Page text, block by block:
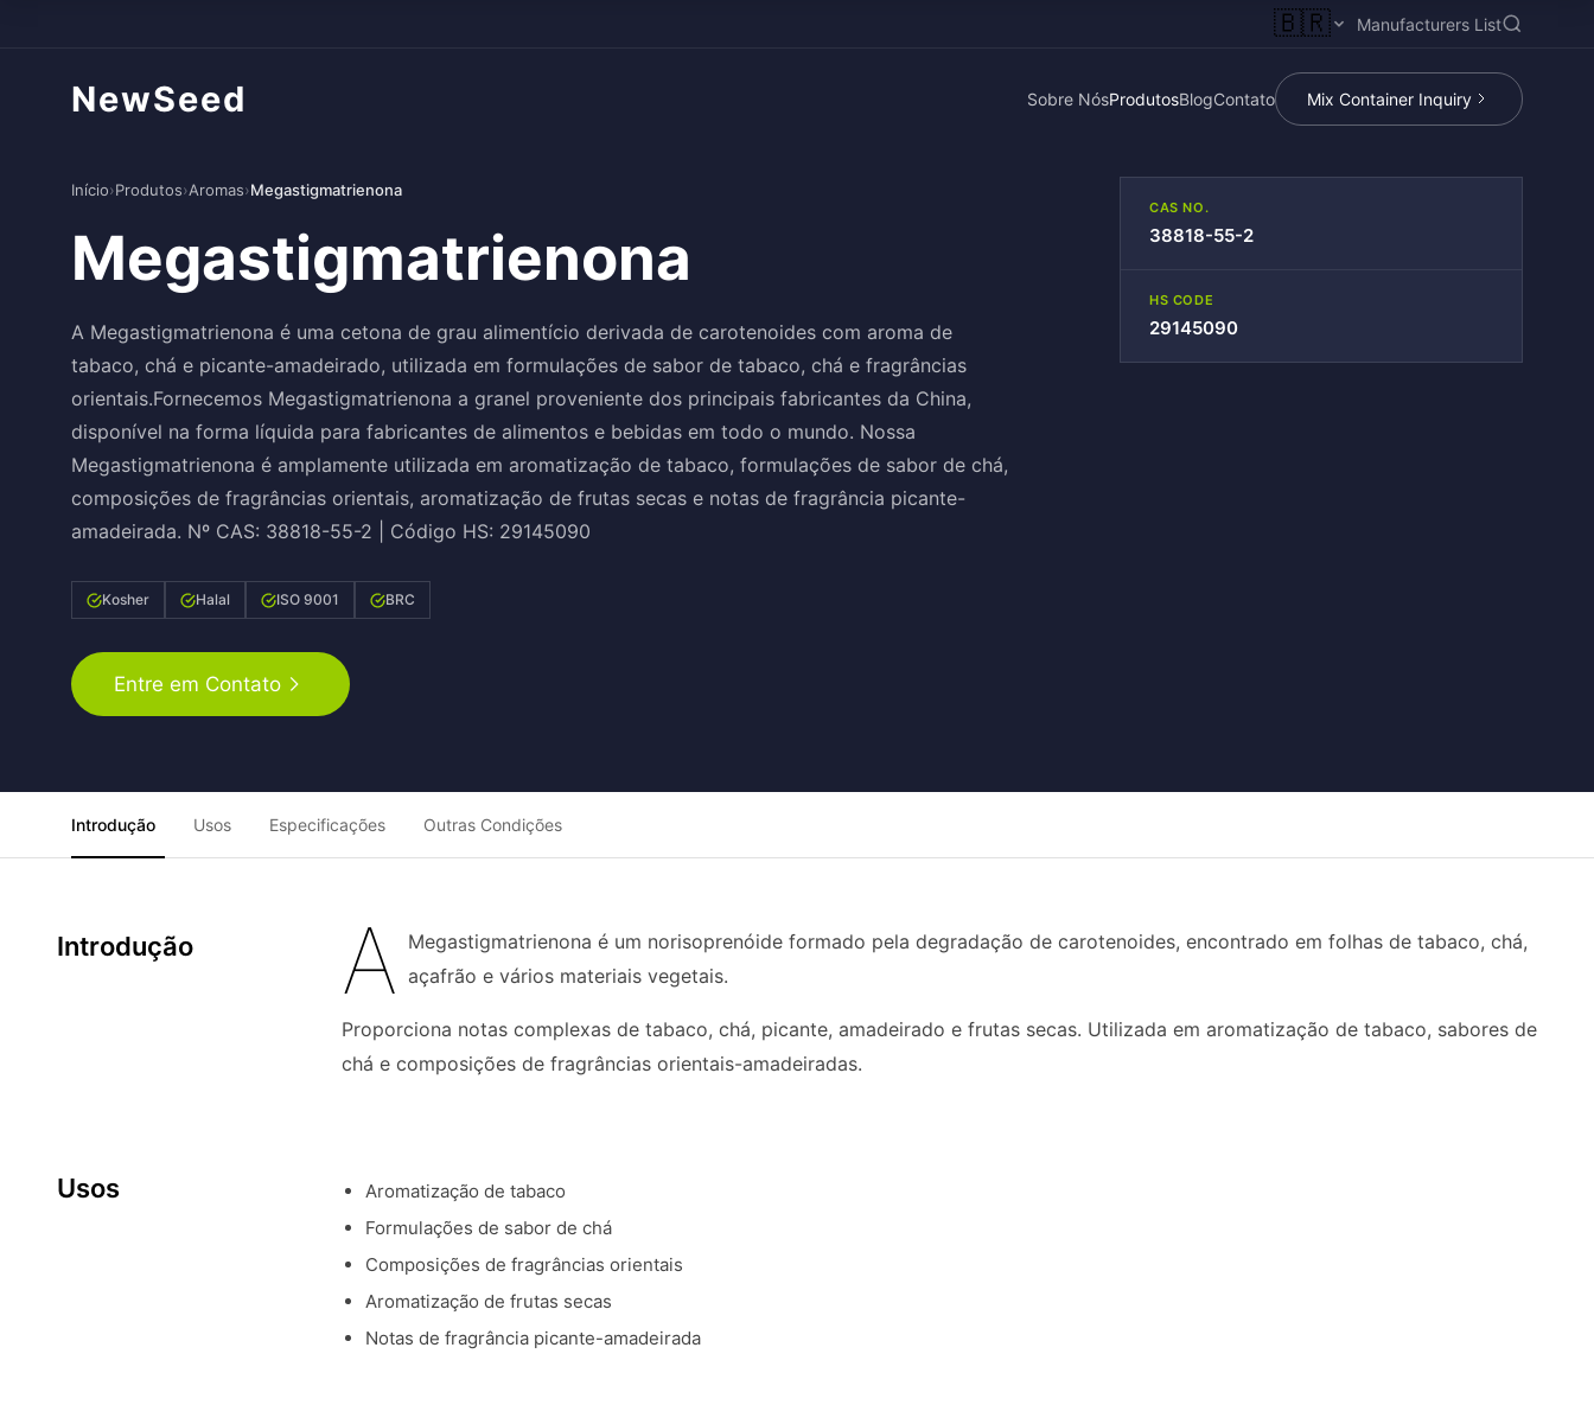
🇧🇷 Manufacturers List
NewSeed Sobre NósProdutosBlogContato Mix Container Inquiry
Início›Produtos›Aromas›Megastigmatrienona
Megastigmatrienona
A Megastigmatrienona é uma cetona de grau alimentício derivada de carotenoides com aroma de
tabaco, chá e picante-amadeirado, utilizada em formulações de sabor de tabaco, chá e fragrâncias
orientais.Fornecemos Megastigmatrienona a granel proveniente dos principais fabricantes da China,
disponível na forma líquida para fabricantes de alimentos e bebidas em todo o mundo. Nossa
Megastigmatrienona é amplamente utilizada em aromatização de tabaco, formulações de sabor de chá,
composições de fragrâncias orientais, aromatização de frutas secas e notas de fragrância picante-
amadeirada. Nº CAS: 38818-55-2 | Código HS: 29145090
Kosher Halal ISO 9001 BRC
Entre em Contato
CAS NO.
38818-55-2
HS CODE
29145090
Introdução Usos Especificações Outras Condições
Introdução A Megastigmatrienona é um norisoprenóide formado pela degradação de carotenoides, encontrado em folhas de tabaco, chá,
açafrão e vários materiais vegetais.
Proporciona notas complexas de tabaco, chá, picante, amadeirado e frutas secas. Utilizada em aromatização de tabaco, sabores de
chá e composições de fragrâncias orientais-amadeiradas.
Usos
Aromatização de tabaco
Formulações de sabor de chá
Composições de fragrâncias orientais
Aromatização de frutas secas
Notas de fragrância picante-amadeirada